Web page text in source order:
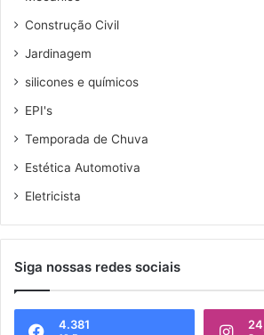
Construção Civil
Jardinagem
silicones e químicos
EPI's
Temporada de Chuva
Estética Automotiva
Eletricista
Siga nossas redes sociais
4.381